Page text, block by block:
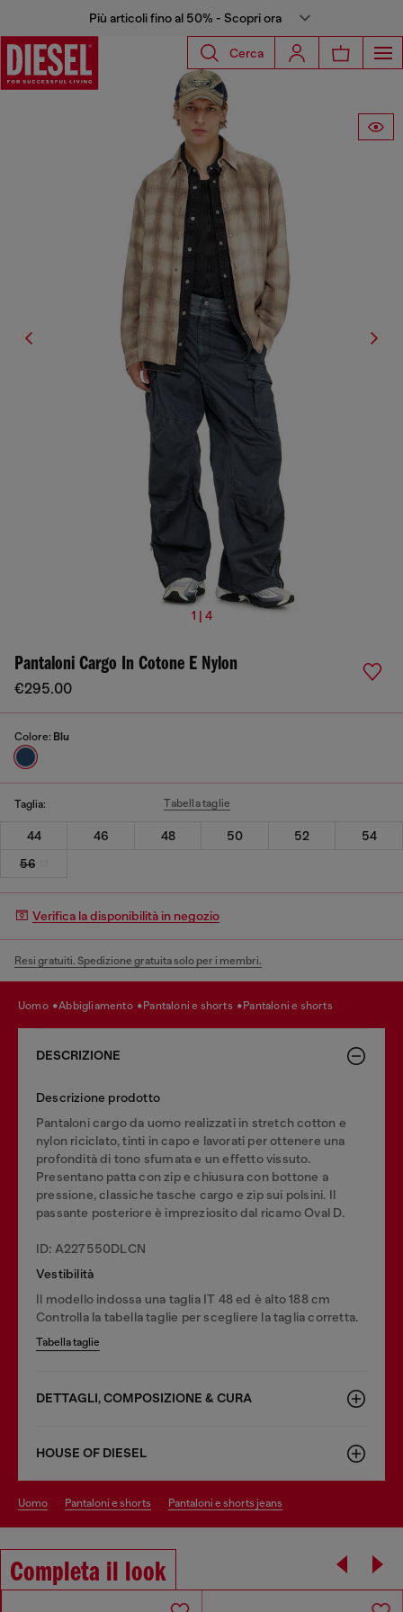
Più articoli fino al 50% - Scopri ora
Cerca
1 | 4
Pantaloni Cargo In Cotone E Nylon
€295.00
Colore: Blu
Taglia: Tabella taglie
44 46 48 50 52
54
56
Verifica la disponibilità in negozio
Resi gratuiti. Spedizione gratuita solo per i membri.
uomo abbigliamento pantaloni e shorts pantaloni e shorts
DESCRIZIONE
Descrizione prodotto
Pantaloni cargo da uomo realizzati in stretch cotton e
nylon riciclato, tinti in capo e lavorati per ottenere una
profondità di tono sfumata e un effetto vissuto.
Presentano patta con zip e chiusura con bottone a
pressione, classiche tasche cargo e zip sui polsini. Il
passante posteriore è impreziosito dal ricamo Oval D.
ID: A227550DLCN
Vestibilità
Il modello indossa una taglia IT 48 ed è alto 188 cm
Controlla la tabella taglie per scegliere la taglia corretta.
Tabella taglie
DETTAGLI, COMPOSIZIONE & CURA
HOUSE OF DIESEL
uomo pantaloni e shorts pantaloni e shorts jeans
Completa il look